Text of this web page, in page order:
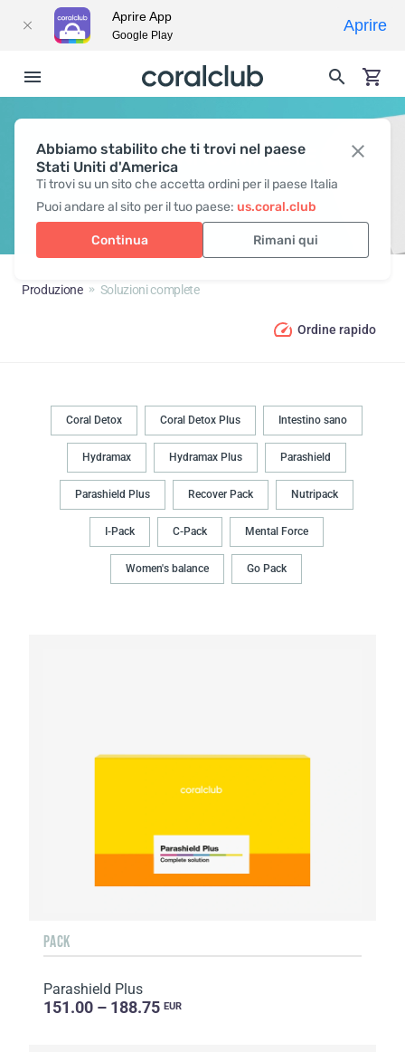
Abbiamo stabilito che ti trovi nel paese
Stati Uniti d'America
Ti trovi su un sito che accetta ordini per il paese Italia
Puoi andare al sito per il tuo paese: us.coral.club
Continua Rimani qui
SOLUZIONI COMPLETE
Produzione Soluzioni complete
Ordine rapido
Coral Detox Coral Detox Plus Intestino sano
Hydramax Hydramax Plus Parashield
Parashield Plus Recover Pack Nutripack
I-Pack C-Pack Mental Force
Women's balance Go Pack
PACK
Parashield Plus
151.00 – 188.75 EUR
Aprire App
Google Play
Aprire